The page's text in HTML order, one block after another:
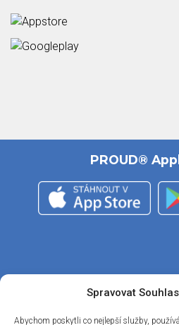
Spravovat
Abychom poskytli co nejlepší služby,
PROUD®
Sledujte